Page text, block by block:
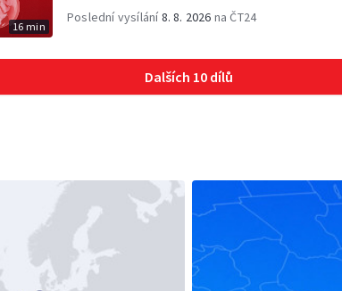
16 min
Poslední vysílání8. 8. 2026 na ČT24
Dalších 10 dílů